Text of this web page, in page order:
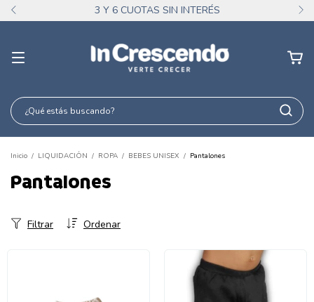
3 Y 6 CUOTAS SIN INTERÉS
Inicio / LIQUIDACIÓN / ROPA / BEBES UNISEX / Pantalones
Pantalones
Ordenar
Filtrar